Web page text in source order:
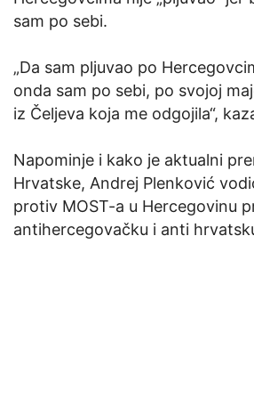
sam po sebi.
„Da sam pljuvao po
onda sam po sebi, po svojoj
iz Čeljeva koja me odgojila“,
Napominje i kako je aktualni
Hrvatske, Andrej Plenković
protiv MOST-a u Hercegovinu
antihercegovačku i anti